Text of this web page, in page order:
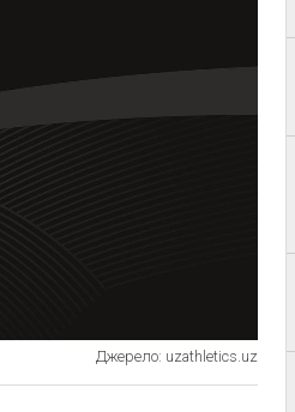
Джерело: uzathletics.uz